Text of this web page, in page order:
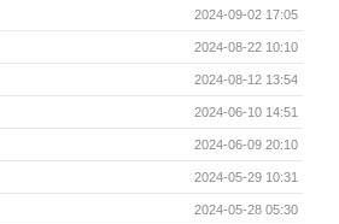
2024-09-02 17:05
2024-08-22 10:10
2024-08-12 13:54
2024-06-10 14:51
2024-06-09 20:10
2024-05-29 10:31
2024-05-28 05:30